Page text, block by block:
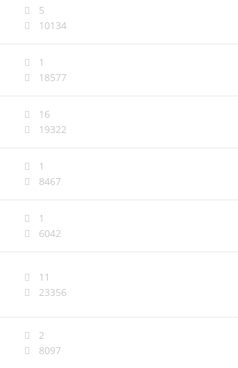
5
10134
1
18577
16
19322
1
8467
1
6042
11
23356
2
8097